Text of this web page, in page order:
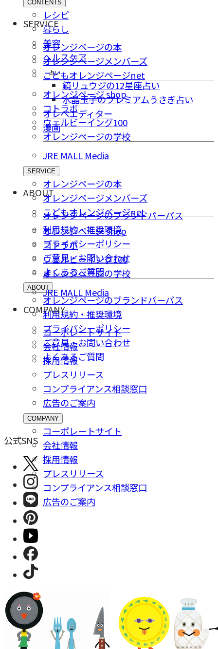
CONTENTS
レシピ
暮らし
美容
ヘルスケア
占い
鏡リュウジの12星座占い
水晶玉子のプレミアムうさぎ占い
オレペエディター
漫画
SERVICE
オレンジページの本
オレンジページメンバーズ
こどもオレンジページnet
オレンジページ shop
コトラボ
ウェルビーイング100
オレンジページの学校
JRE MALL Media
SERVICE
オレンジページの本
オレンジページメンバーズ
こどもオレンジページnet
オレンジページ shop
コトラボ
ウェルビーイング100
オレンジページの学校
JRE MALL Media
ABOUT
オレンジページのブランドパーパス
利用規約・推奨環境
プライバシーポリシー
ご意⾒・お問い合わせ
よくあるご質問
ABOUT
オレンジページのブランドパーパス
利用規約・推奨環境
プライバシーポリシー
ご意⾒・お問い合わせ
よくあるご質問
COMPANY
コーポレートサイト
会社情報
採⽤情報
プレスリリース
コンプライアンス相談窓⼝
広告のご案内
COMPANY
コーポレートサイト
会社情報
採⽤情報
プレスリリース
コンプライアンス相談窓⼝
広告のご案内
公式SNS